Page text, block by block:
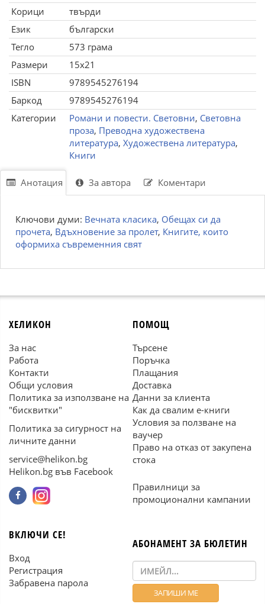
Корици
твърди
Език
български
Тегло
573 грама
Размери
15x21
ISBN
9789545276194
Баркод
9789545276194
Категории
Романи и повести. Световни, Световна
проза, Преводна художествена
литература, Художествена литература,
Книги
Анотация За автора Коментари
Ключови думи: Вечната класика, Обещах си да
прочета, Вдъхновение за пролет, Книгите, които
оформиха съвременния свят
ХЕЛИКОН
За нас
Работа
Контакти
Общи условия
Политика за използване на
"бисквитки"
Политика за сигурност на
личните данни
service@helikon.bg
Helikon.bg във Facebook
ПОМОЩ
Търсене
Поръчка
Плащания
Доставка
Данни за клиента
Как да свалим е-книги
Условия за ползване на
ваучер
Право на отказ от закупена
стока
Правилници за
промоционални кампании
ВКЛЮЧИ СЕ!
Вход
Регистрация
Забравена парола
АБОНАМЕНТ ЗА БЮЛЕТИН